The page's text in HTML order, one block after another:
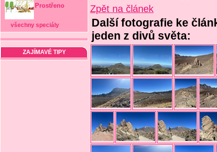
Prostřeno
všechny speciály
ZAJÍMAVÉ TIPY
Zpět na článek
Další fotografie ke
jeden z divů světa: